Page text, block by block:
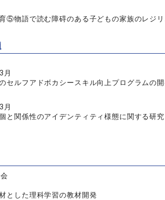
⑤物語で読む障碍のある子どもの家族のレジリ
月
セルフアドボカシースキル向上プログラムの開
月
と関係性のアイデンティティ様態に関する研究
とした理科学習の教材開発